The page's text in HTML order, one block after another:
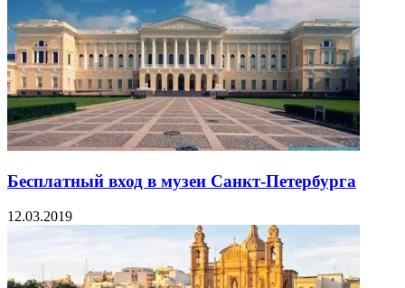
Бесплатный вход в музеи Санкт-Петербурга
12.03.2019